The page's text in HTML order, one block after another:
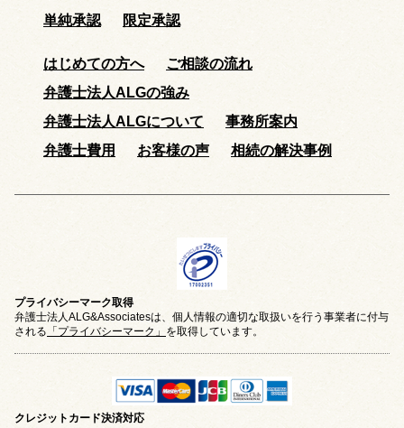
単純承認
限定承認
はじめての方へ
ご相談の流れ
弁護士法人ALGの強み
弁護士法人ALGについて
事務所案内
弁護士費用
お客様の声 相続の解決事例
プライバシーマーク取得
弁護士法人ALG&Associatesは、個人情報の適切な取扱いを行う事業者に付与
される 「プライバシーマーク」 を取得しています。
クレジットカード決済対応